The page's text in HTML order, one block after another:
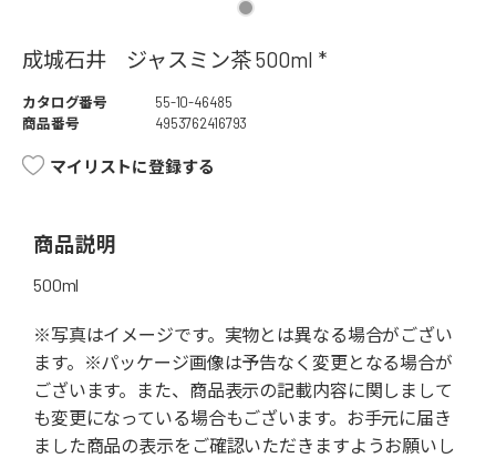
成城石井 ジャスミン茶 500ml *
カタログ番号
55-10-46485
商品番号
4953762416793
マイリストに登録する
商品説明
500ml
※写真はイメージです。実物とは異なる場合がござい
ます。※パッケージ画像は予告なく変更となる場合が
ございます。また、商品表示の記載内容に関しまして
も変更になっている場合もございます。お手元に届き
ました商品の表示をご確認いただきますようお願いし